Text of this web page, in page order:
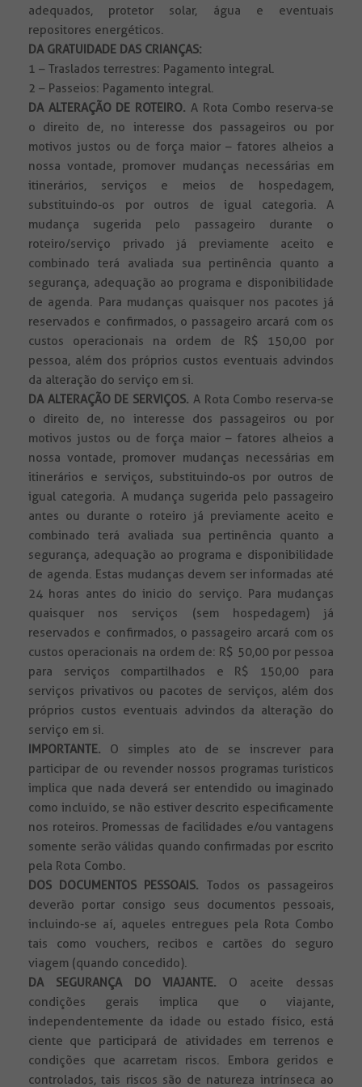
adequados, protetor solar, água e eventuais
repositores energéticos.
DA GRATUIDADE DAS CRIANÇAS:
1 – Traslados terrestres: Pagamento integral.
2 – Passeios: Pagamento integral.
DA ALTERAÇÃO DE ROTEIRO. A Rota Combo reserva-se
o direito de, no interesse dos passageiros ou por
motivos justos ou de força maior – fatores alheios a
nossa vontade, promover mudanças necessárias em
itinerários, serviços e meios de hospedagem,
substituindo-os por outros de igual categoria. A
mudança sugerida pelo passageiro durante o
roteiro/serviço privado já previamente aceito e
combinado terá avaliada sua pertinência quanto a
segurança, adequação ao programa e disponibilidade
de agenda. Para mudanças quaisquer nos pacotes já
reservados e confirmados, o passageiro arcará com os
custos operacionais na ordem de R$ 150,00 por
pessoa, além dos próprios custos eventuais advindos
da alteração do serviço em si.
DA ALTERAÇÃO DE SERVIÇOS. A Rota Combo reserva-se
o direito de, no interesse dos passageiros ou por
motivos justos ou de força maior – fatores alheios a
nossa vontade, promover mudanças necessárias em
itinerários e serviços, substituindo-os por outros de
igual categoria. A mudança sugerida pelo passageiro
antes ou durante o roteiro já previamente aceito e
combinado terá avaliada sua pertinência quanto a
segurança, adequação ao programa e disponibilidade
de agenda. Estas mudanças devem ser informadas até
24 horas antes do inicio do serviço. Para mudanças
quaisquer nos serviços (sem hospedagem) já
reservados e confirmados, o passageiro arcará com os
custos operacionais na ordem de: R$ 50,00 por pessoa
para serviços compartilhados e R$ 150,00 para
serviços privativos ou pacotes de serviços, além dos
próprios custos eventuais advindos da alteração do
serviço em si.
IMPORTANTE. O simples ato de se inscrever para
participar de ou revender nossos programas turísticos
implica que nada deverá ser entendido ou imaginado
como incluído, se não estiver descrito especificamente
nos roteiros. Promessas de facilidades e/ou vantagens
somente serão válidas quando confirmadas por escrito
pela Rota Combo.
DOS DOCUMENTOS PESSOAIS. Todos os passageiros
deverão portar consigo seus documentos pessoais,
incluindo-se aí, aqueles entregues pela Rota Combo
tais como vouchers, recibos e cartões do seguro
viagem (quando concedido).
DA SEGURANÇA DO VIAJANTE. O aceite dessas
condições gerais implica que o viajante,
independentemente da idade ou estado físico, está
ciente que participará de atividades em terrenos e
condições que acarretam riscos. Embora geridos e
controlados, tais riscos são de natureza intrínseca ao